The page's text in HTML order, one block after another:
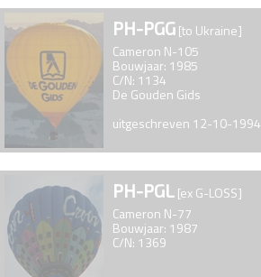
PH-PGG[to Ukraine]
Cameron N-105
Bouwjaar: 1985
C/N: 1134
De Gouden Gids
uitgeschreven 12-10-1994
PH-PGL[ex G-LOSS]
Cameron N-77
Bouwjaar: 1987
C/N: 1369